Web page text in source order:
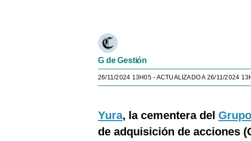
G de Gestión
26/11/2024 13H05- ACTUALIZADO A 26/11/2024
Yura, la cementera del
de adquisición de acciones